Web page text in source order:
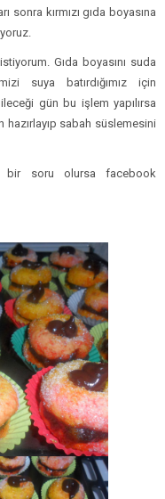
sonra kırmızı gıda boyasına
Gıda boyasını suda
suya batırdığımız için
gün bu işlem yapılırsa
sabah süslemesini
bir soru olursa facebook